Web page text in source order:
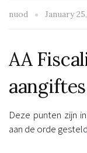
nuod January
AA
Deze punten zijn
aan de orde